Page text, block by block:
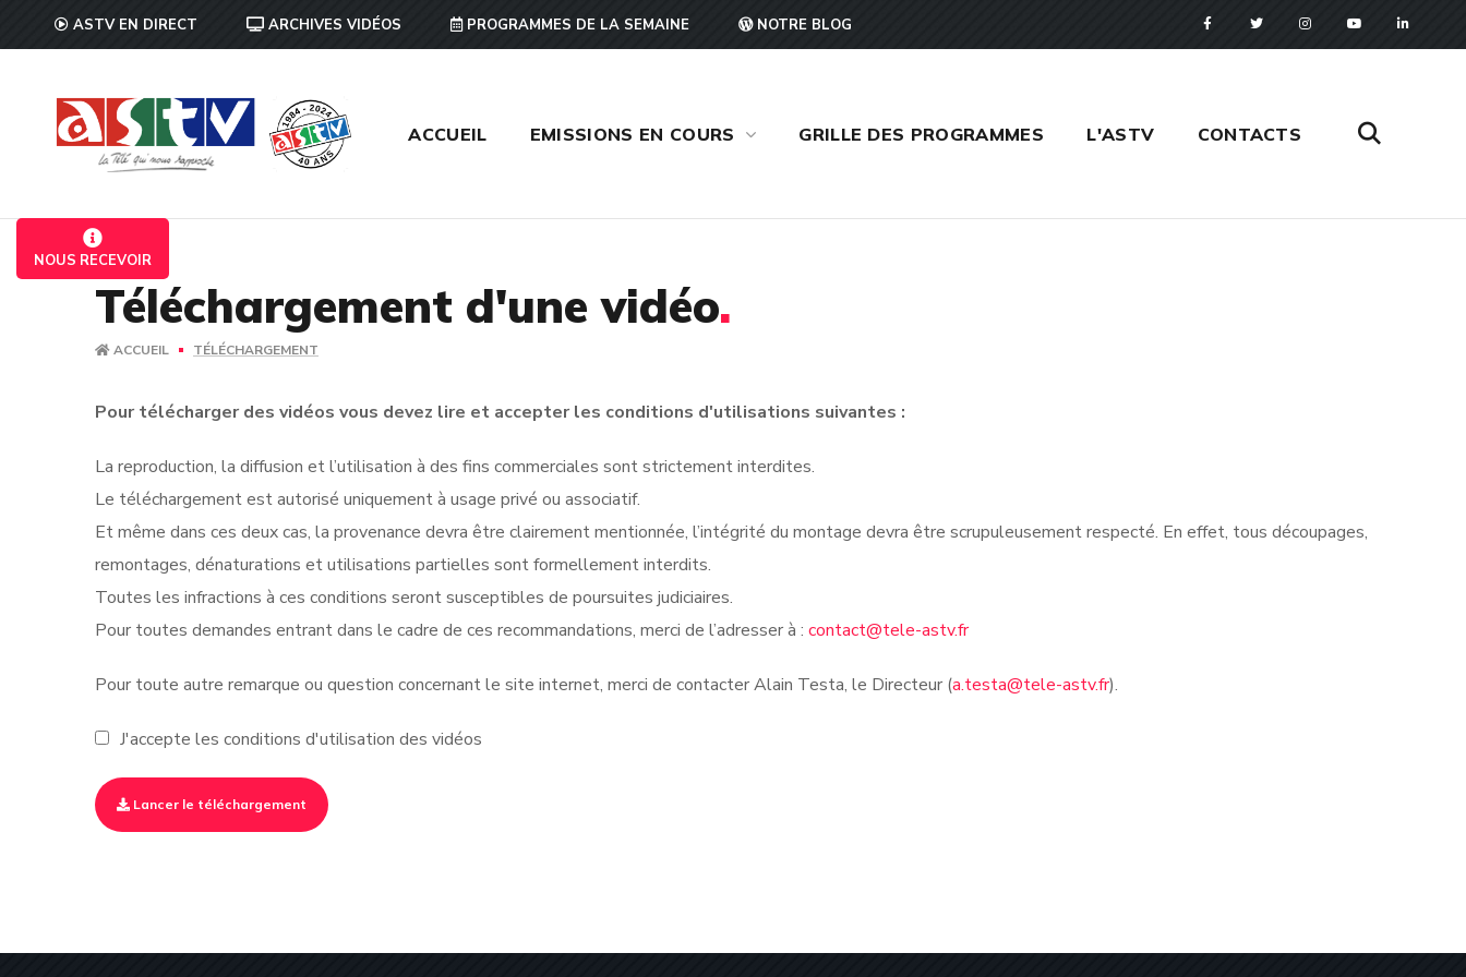
ASTV EN DIRECT ARCHIVES VIDÉOS PROGRAMMES DE LA SEMAINE NOTRE BLOG
ACCUEIL EMISSIONS EN COURS GRILLE DES PROGRAMMES L'ASTV CONTACTS
NOUS RECEVOIR
Téléchargement d'une vidéo.
ACCUEIL TÉLÉCHARGEMENT
Pour télécharger des vidéos vous devez lire et accepter les conditions d'utilisations suivantes :
La reproduction, la diffusion et l’utilisation à des fins commerciales sont strictement interdites.
Le téléchargement est autorisé uniquement à usage privé ou associatif.
Et même dans ces deux cas, la provenance devra être clairement mentionnée, l’intégrité du montage devra être scrupuleusement respecté. En effet, tous découpages,
remontages, dénaturations et utilisations partielles sont formellement interdits.
Toutes les infractions à ces conditions seront susceptibles de poursuites judiciaires.
Pour toutes demandes entrant dans le cadre de ces recommandations, merci de l’adresser à : contact@tele-astv.fr
Pour toute autre remarque ou question concernant le site internet, merci de contacter Alain Testa, le Directeur (a.testa@tele-astv.fr).
J'accepte les conditions d'utilisation des vidéos
Lancer le téléchargement